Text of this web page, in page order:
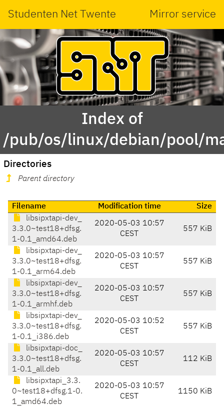
Studenten Net Twente Mirror service
Index of
/pub/os/linux/debian/pool/
Directories
Parent directory
Filename Modification time
Size
libsipxtapi-dev_
3.3.0~test18+dfsg.
1-0.1_amd64.deb
2020-05-03 10:57
CEST
557 KiB
libsipxtapi-dev_
3.3.0~test18+dfsg.
1-0.1_arm64.deb
2020-05-03 10:57
CEST
557 KiB
libsipxtapi-dev_
3.3.0~test18+dfsg.
1-0.1_armhf.deb
2020-05-03 10:57
CEST
557 KiB
libsipxtapi-dev_
3.3.0~test18+dfsg.
1-0.1_i386.deb
2020-05-03 10:52
CEST
557 KiB
libsipxtapi-doc_
3.3.0~test18+dfsg.
1-0.1_all.deb
2020-05-03 10:57
CEST
112 KiB
libsipxtapi_3.3.
0~test18+dfsg.1-0.
1_amd64.deb
2020-05-03 10:57
CEST
1150 KiB